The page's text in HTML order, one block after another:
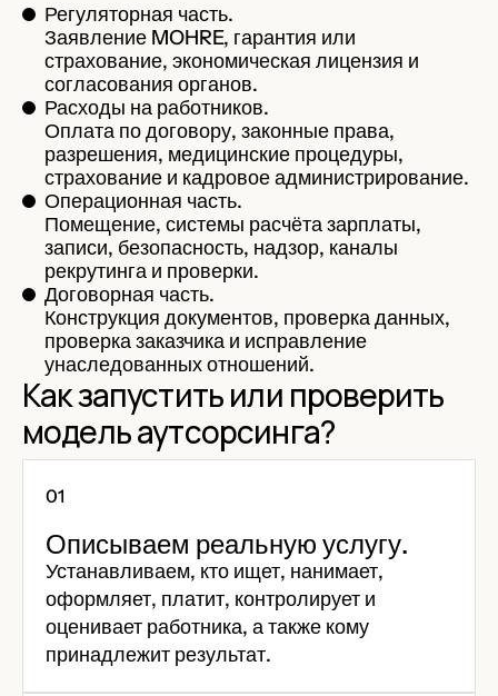
Регуляторная часть.
Заявление MOHRE, гарантия или
страхование, экономическая лицензия и
согласования органов.
Расходы на работников.
Оплата по договору, законные права,
разрешения, медицинские процедуры,
страхование и кадровое администрирование.
Операционная часть.
Помещение, системы расчёта зарплаты,
записи, безопасность, надзор, каналы
рекрутинга и проверки.
Договорная часть.
Конструкция документов, проверка данных,
проверка заказчика и исправление
унаследованных отношений.
Как запустить или проверить
модель аутсорсинга?
Описываем реальную услугу.
Устанавливаем, кто ищет, нанимает,
оформляет, платит, контролирует и
оценивает работника, а также кому
принадлежит результат.